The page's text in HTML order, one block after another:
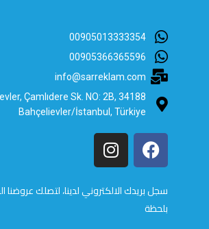
00905013333354
00905366365596
info@sarreklam.com
Çamlıdere Sk. NO: 2B, 34188
Bahçelievler/İstanbul, Türkiye
سجل بريدك الالكتروني لدينا، لتصلك عروضنا
بلحظة